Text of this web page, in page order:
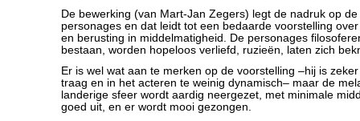
De bewerking (van Mart-Jan Zegers) legt de nadruk op
personages en dat leidt tot een bedaarde voorstelling
en berusting in middelmatigheid. De personages
bestaan, worden hopeloos verliefd, ruzieën, laten zich
Er is wel wat aan te merken op de voorstelling –hij is
traag en in het acteren te weinig dynamisch– maar de
landerige sfeer wordt aardig neergezet, met minimale
goed uit, en er wordt mooi gezongen.